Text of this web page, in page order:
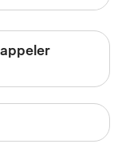
appeler